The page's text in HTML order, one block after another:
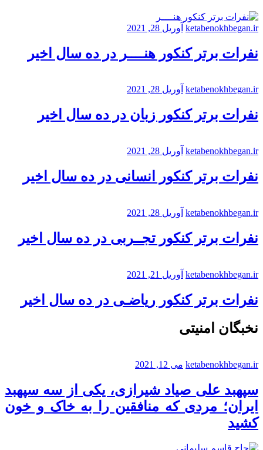
ketabenokhbegan.ir آوریل 28, 2021
نفرات برتر کنکور هنــــر در ده سال اخیر
ketabenokhbegan.ir آوریل 28, 2021
نفرات برتر کنکور زبان در ده سال اخیر
ketabenokhbegan.ir آوریل 28, 2021
نفرات برتر کنکور انسانی در ده سال اخیر
ketabenokhbegan.ir آوریل 28, 2021
نفرات برتر کنکور تجــربی در ده سال اخیر
ketabenokhbegan.ir آوریل 21, 2021
نفرات برتر کنکور ریاضـی در ده سال اخیر
نخبگان امنیتی
ketabenokhbegan.ir می 12, 2021
سپهبد علی صیاد شیرازی، یکی از سه سپهبد
ایران؛ مردی که منافقین را به خاک و خون
کشید